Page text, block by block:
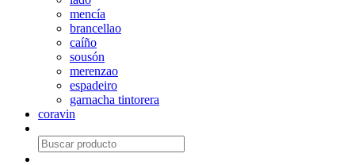
mencía
brancellao
caíño
sousón
merenzao
espadeiro
garnacha tintorera
coravin